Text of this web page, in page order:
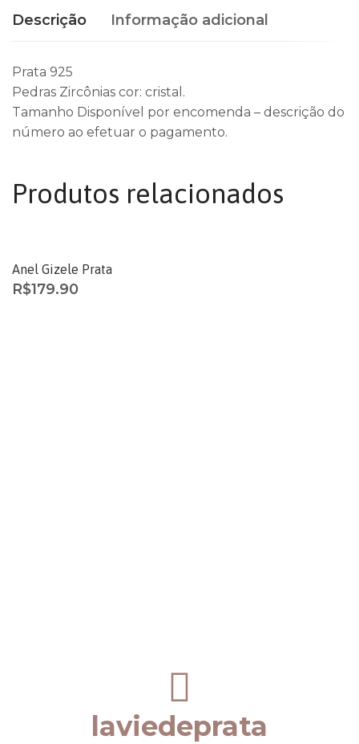
Descrição Informação adicional
Prata 925
Pedras Zircônias cor: cristal.
Tamanho Disponível por encomenda – descrição do
número ao efetuar o pagamento.
Produtos relacionados
Anel Gizele Prata
R$179.90
laviedeprata